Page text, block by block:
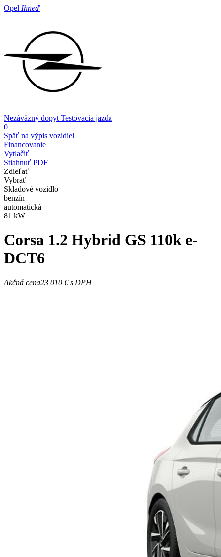
Opel Ihneď
Nezáväzný dopyt Testovacia jazda
0
Späť na výpis vozidiel
Financovanie
Vytlačiť
Stiahnuť PDF
Zdieľať
Vybrať
Skladové vozidlo
benzín
automatická
81 kW
Corsa 1.2 Hybrid GS 110k e-
DCT6
Akčná cena23 010 €s DPH